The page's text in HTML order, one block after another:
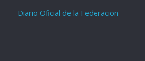
Diario Oficial de la Federacion